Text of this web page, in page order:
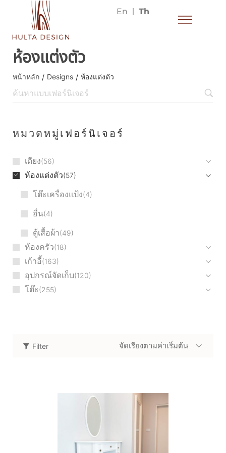
En Th
ห้องแต่งตัว
หน้าหลัก / Designs / ห้องแต่งตัว
หมวดหมู่เฟอร์นิเจอร์
เตียง 56
ห้องแต่งตัว 57
โต๊ะเครื่องแป้ง 4
อื่น 4
ตู้เสื้อผ้า 49
ห้องครัว 18
เก้าอี้ 163
อุปกรณ์จัดเก็บ 120
โต๊ะ 255
Filter จัดเรียงตามค่าเริ่มต้น